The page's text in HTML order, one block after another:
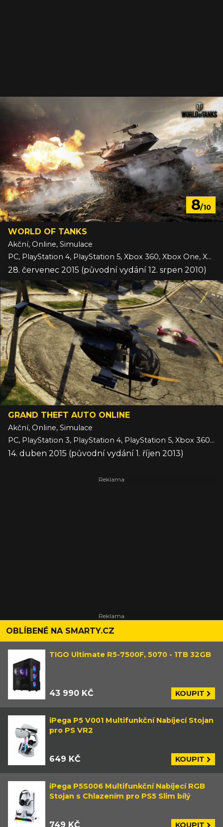
8/10
WORLD OF TANKS
Akční, Online, Simulace
PC, PlayStation 4, PlayStation 5, Xbox 360, Xbox One, Xbox Series
28. červenec 2015 (původní vydání 12. srpen 2010)
GRAND THEFT AUTO ONLINE
Akční, Online, Simulace
PC, PlayStation 3, PlayStation 4, PlayStation 5, Xbox 360, Xbox One, Xbox Series
14. duben 2015 (původní vydání 1. říjen 2013)
OBLÍBENÉ NA SMARTY.CZ
TIGO Ultimate R5-7500F, 5070 - 1TB 32GB
43 990 KČ KOUPIT
iPega P5 V001 Multifunkční Nabíjecí Stojan
pro PS VR2
649 KČ KOUPIT
iPega P5S006 Multifunkční Nabíjecí RGB
Stojan s Chlazením pro PS5 Slim bílý
749 KČ KOUPIT